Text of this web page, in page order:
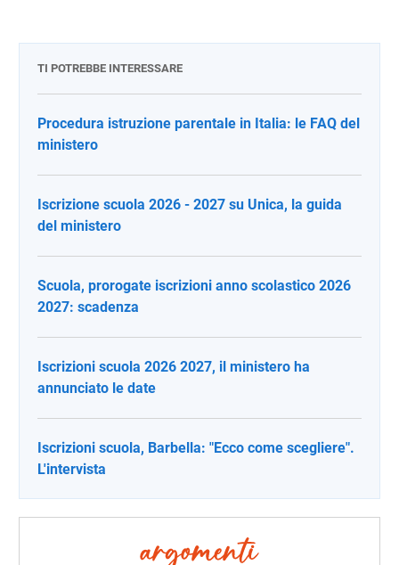
TI POTREBBE INTERESSARE
Procedura istruzione parentale in Italia: le FAQ del
ministero
Iscrizione scuola 2026 - 2027 su Unica, la guida
del ministero
Scuola, prorogate iscrizioni anno scolastico 2026
2027: scadenza
Iscrizioni scuola 2026 2027, il ministero ha
annunciato le date
Iscrizioni scuola, Barbella: "Ecco come scegliere".
L'intervista